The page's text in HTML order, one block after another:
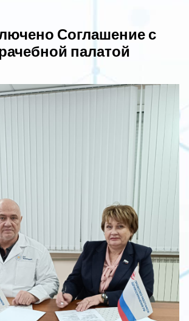
Соглашение с
палатой